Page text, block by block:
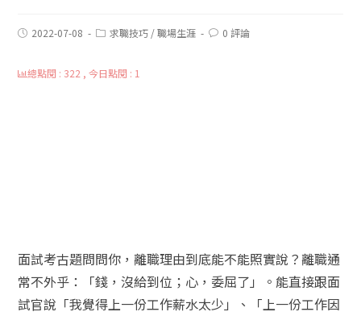
2022-07-08 求職技巧 / 職場生涯 0 評論
總點閱 : 322 , 今日點閱 : 1
面試考古題問問你，離職理由到底能不能照實說？離職通
常不外乎：「錢，沒給到位；心，委屈了」。能直接跟面
試官說「我覺得上一份工作薪水太少」、
「上一份工作因